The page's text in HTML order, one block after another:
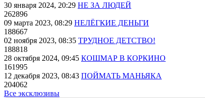
30 января 2024, 20:29 НЕ ЗА ЛЮДЕЙ
262896
09 марта 2023, 08:29 НЕЛЁГКИЕ ДЕНЬГИ
188667
02 ноября 2023, 08:35 ТРУДНОЕ ДЕТСТВО!
188818
28 октября 2024, 09:45 КОШМАР В КОРКИНО
161995
12 декабря 2023, 08:43 ПОЙМАТЬ МАНЬЯКА
204062
Все эксклюзивы